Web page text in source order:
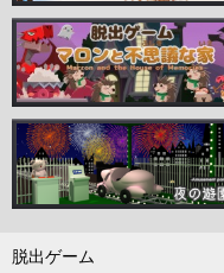
脱出ゲーム